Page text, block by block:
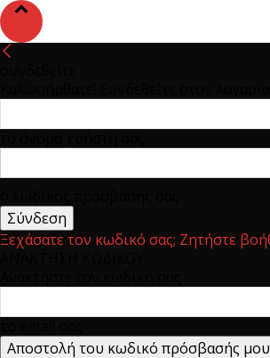
Ξεχάσατε τον κωδικό σας; Ζητήστε